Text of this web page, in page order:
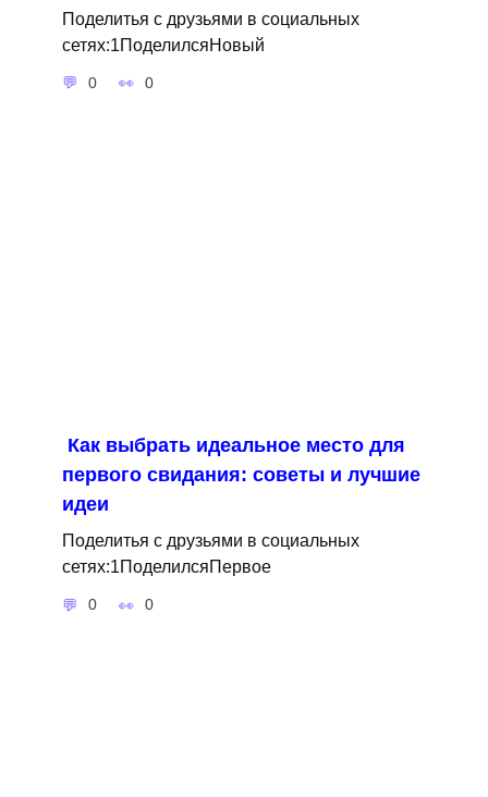
Поделитья с друзьями в социальных
сетях:1ПоделилсяНовый
0 0
Как выбрать идеальное место для
первого свидания: советы и лучшие
идеи
Поделитья с друзьями в социальных
сетях:1ПоделилсяПервое
0 0